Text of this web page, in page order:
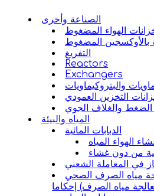
الصناعة وأخرى
الهواء المضغوط
المضغوط
التفريغ
Reactors
Exchangers
والبتروكيماويات
التخزين العمودي
والغلاف الجوي
المياه والبيئة
الدبابات المائية
الهواء المياه
من دون غشاء
في المعاملة الشعبي
مياه الصرف الصحي
مياه الصرف) إحكاما